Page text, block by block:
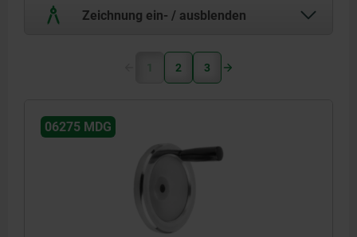
Zeichnung ein- / ausblenden
1 2 3
06275 MDG